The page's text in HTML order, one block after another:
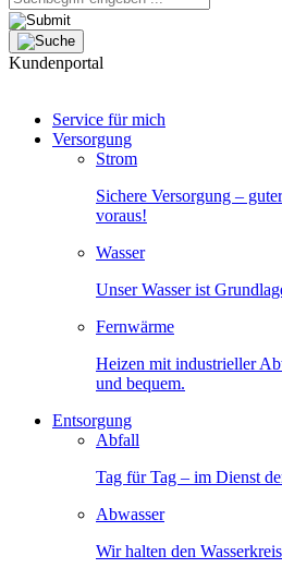
Kundenportal
Service für mich
Versorgung
Strom
Sichere Versorgung –
voraus!
Wasser
Unser Wasser ist
Fernwärme
Heizen mit industrieller
und bequem.
Entsorgung
Abfall
Tag für Tag – im Dienst
Abwasser
Wir halten den